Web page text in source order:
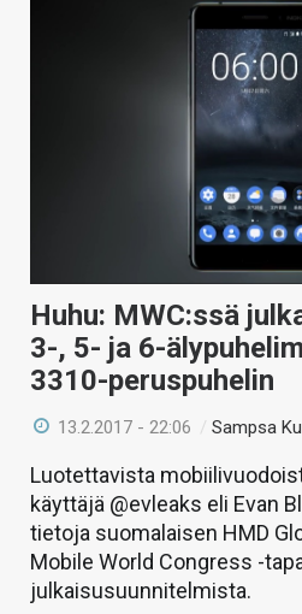
Huhu: MWC:ssä
3-, 5- ja 6-
3310-peruspuhelin
13.2.2017 - 22:06 /Sampsa
Luotettavista
käyttäjä @evleaks eli Evan
tietoja suomalaisen HMD
Mobile World Congress -
julkaisusuunnitelmista.